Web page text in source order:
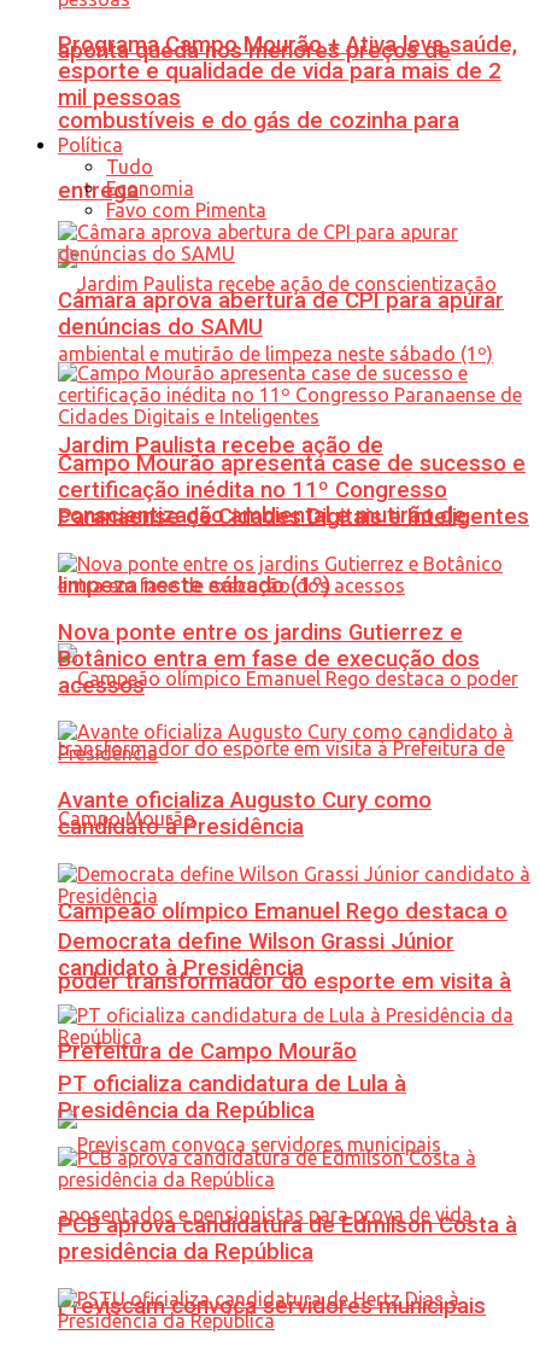
aponta queda nos menores preços de
combustíveis e do gás de cozinha para
entrega
Jardim Paulista recebe ação de
conscientização ambiental e mutirão de
limpeza neste sábado (1º)
Campeão olímpico Emanuel Rego destaca o
poder transformador do esporte em visita à
Prefeitura de Campo Mourão
Previscam convoca servidores municipais
Programa Campo Mourão + Ativa leva saúde,
esporte e qualidade de vida para mais de 2
mil pessoas
Política
Tudo
Economia
Favo com Pimenta
Câmara aprova abertura de CPI para apurar
denúncias do SAMU
Campo Mourão apresenta case de sucesso e
certificação inédita no 11º Congresso
Paranaense de Cidades Digitais e Inteligentes
Nova ponte entre os jardins Gutierrez e
Botânico entra em fase de execução dos
acessos
Avante oficializa Augusto Cury como
candidato à Presidência
Democrata define Wilson Grassi Júnior
candidato à Presidência
PT oficializa candidatura de Lula à
Presidência da República
PCB aprova candidatura de Edmilson Costa à
presidência da República